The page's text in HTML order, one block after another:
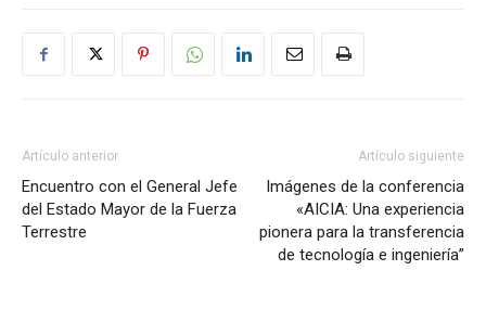
Artículo anterior
Encuentro con el General Jefe
del Estado Mayor de la Fuerza
Terrestre
Artículo siguiente
Imágenes de la conferencia
«AICIA: Una experiencia
pionera para la transferencia
de tecnología e ingeniería”